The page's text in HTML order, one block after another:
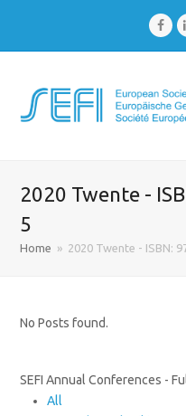
2020 Twente -
5
Home » 2020 Twente - ISBN:
No Posts found.
SEFI Annual Conferences -
All